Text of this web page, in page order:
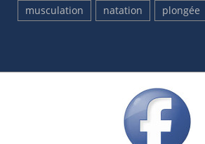
musculation
natation plongée